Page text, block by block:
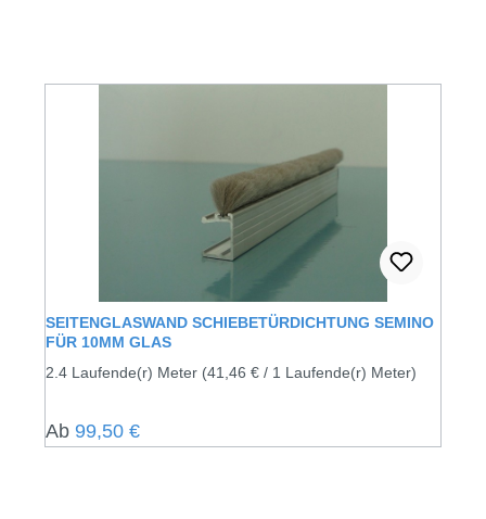
SEITENGLASWAND SCHIEBETÜRDICHTUNG SEMINO
FÜR 10MM GLAS
2.4 Laufende(r) Meter (41,46 € / 1 Laufende(r) Meter)
Regulärer Preis:
Ab 99,50 €